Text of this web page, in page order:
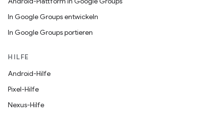
In Google Groups entwickeln
In Google Groups portieren
HILFE
Android-Hilfe
Pixel-Hilfe
Nexus-Hilfe